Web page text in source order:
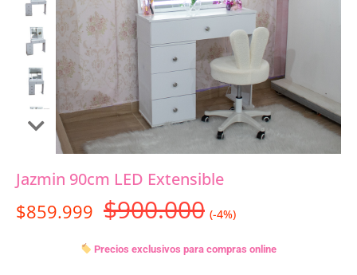
Jazmin 90cm LED Extensible
$859.999 $900.000 (-4%)
Precios exclusivos para compras online